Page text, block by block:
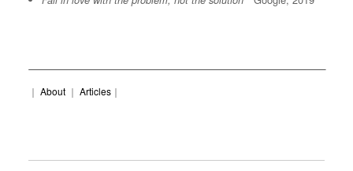
｜ About｜ Articles｜